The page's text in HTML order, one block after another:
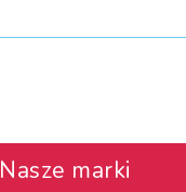
Nasze marki